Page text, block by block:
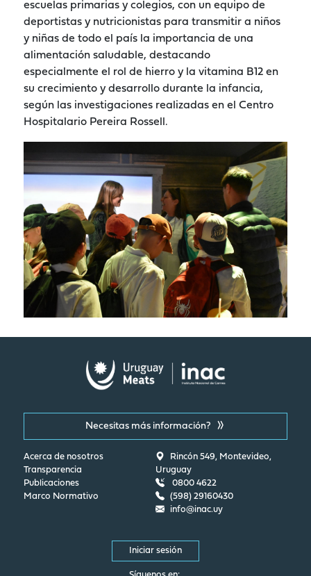
escuelas primarias y colegios, con un equipo de
deportistas y nutricionistas para transmitir a niños
y niñas de todo el país la importancia de una
alimentación saludable, destacando
especialmente el rol de hierro y la vitamina B12 en
su crecimiento y desarrollo durante la infancia,
según las investigaciones realizadas en el Centro
Hospitalario Pereira Rossell.
Necesitas más información?
Acerca de nosotros
Transparencia
Publicaciones
Marco Normativo
Rincón 549, Montevideo,
Uruguay
0800 4622
(598) 29160430
info@inac.uy
Iniciar sesión